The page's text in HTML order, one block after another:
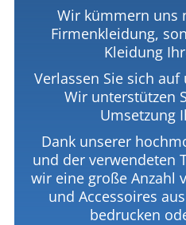
Wir kümmern uns
Firmenkleidung,
Kleidung
Verlassen Sie sich
Wir unterstützen
Umsetzung
Dank unserer
und der verwendeten
wir eine große Anzahl
und Accessoires
bedrucken